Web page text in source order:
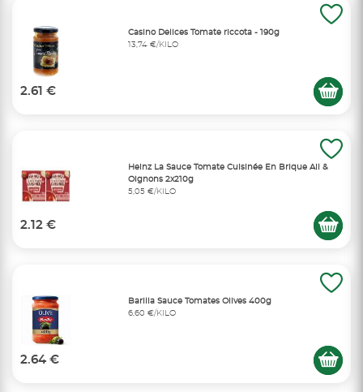
Casino Delices Tomate riccota - 190g
13,74 €/KILO
2.61 €
Heinz La Sauce Tomate Cuisinée En Brique Ail &
Oignons 2x210g
5,05 €/KILO
2.12 €
Barilla Sauce Tomates Olives 400g
6,60 €/KILO
2.64 €